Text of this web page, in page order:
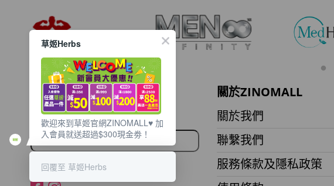
男補精力丸5:1 (到期日2028年1月)
此商品最多可加購1件
HKD$169
HKD$449
理膚泉 無香大哥大防曬 50ml (2027年4月)
此商品最多可加購1件
HKD$88
HKD$145
Round Lab 白樺樹水份防曬霜 50ml (到期日2027年2月)
想獲取最新的優惠資訊？
立即訂閱電子郵件!
關於ZINOMALL
關於我們
聯繫我們
服務條款及隱私政策
草姬Herbs
歡迎來到草姬官網ZINOMALL♥️ 加
入會員就送超過$300現金劵！
回覆至 草姬Herbs